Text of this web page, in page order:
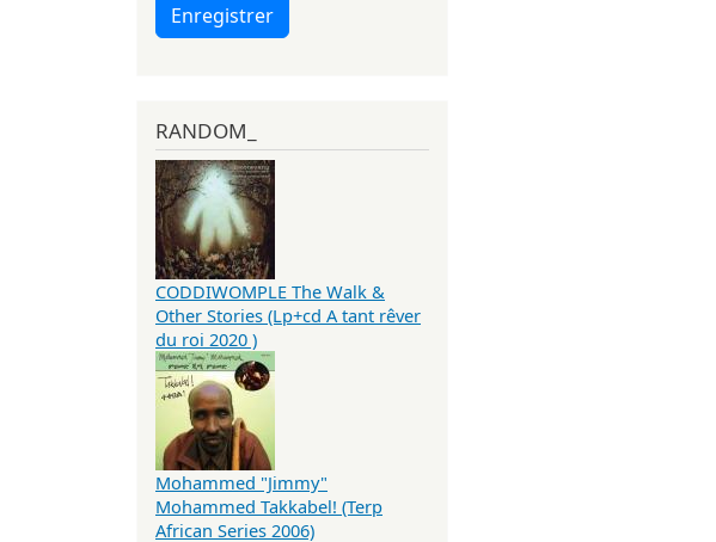
Enregistrer
RANDOM_
CODDIWOMPLE The Walk &
Other Stories (Lp+cd A tant rêver
du roi 2020 )
Mohammed "Jimmy"
Mohammed Takkabel! (Terp
African Series 2006)